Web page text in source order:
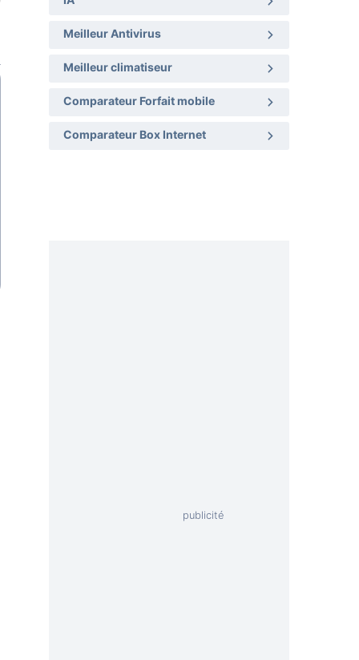
Meilleur Antivirus
Meilleur climatiseur
Comparateur Forfait mobile
Comparateur Box Internet